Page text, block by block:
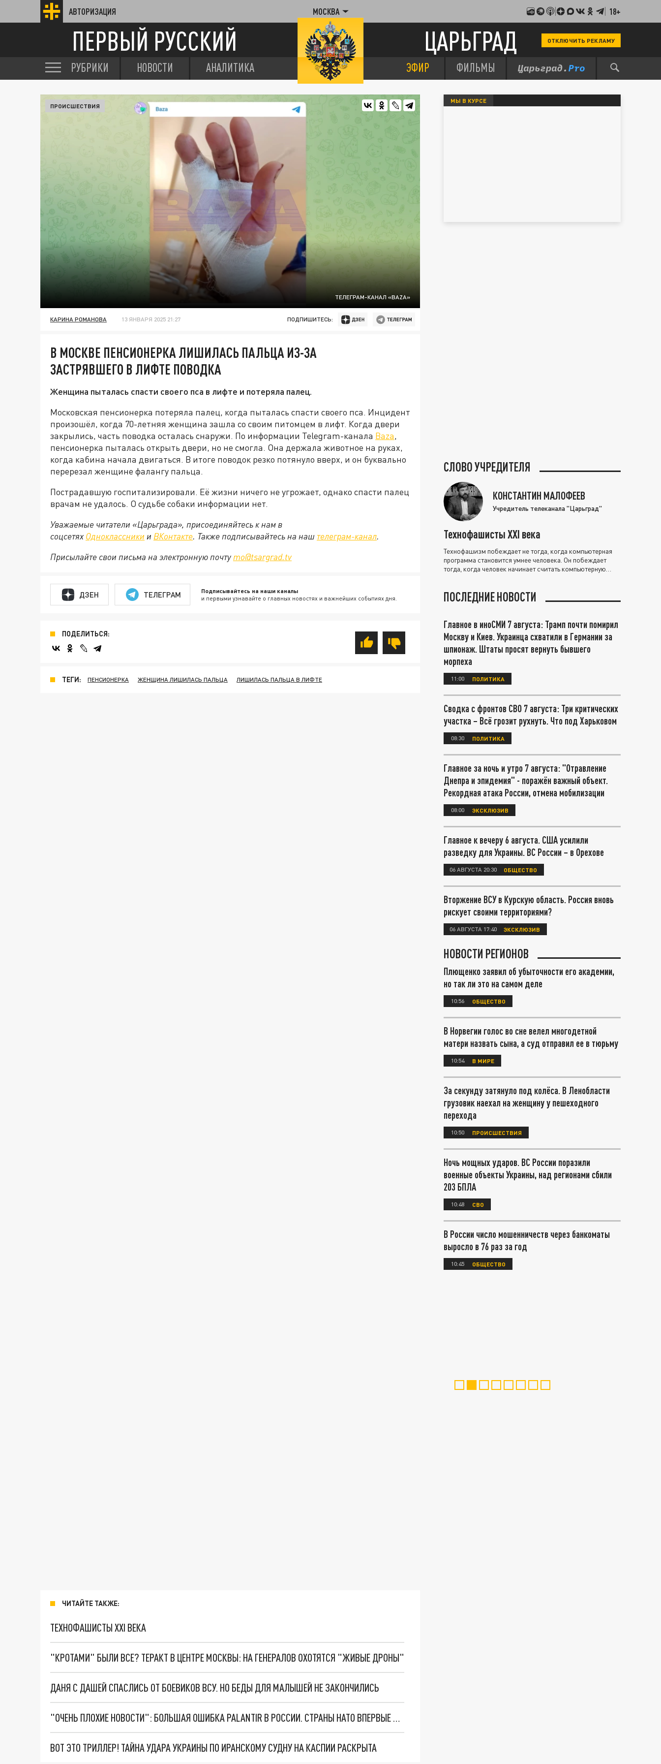
АВТОРИЗАЦИЯ МОСКВА 18+
ПЕРВЫЙ РУССКИЙ ЦАРЬГРАД ОТКЛЮЧИТЬ РЕКЛАМУ
РУБРИКИ НОВОСТИ АНАЛИТИКА ЭФИР ФИЛЬМЫ
ТЕЛЕГРАМ-КАНАЛ «BAZA»
ПРОИСШЕСТВИЯ
КАРИНА РОМАНОВА 13 ЯНВАРЯ 2025 21:27 ПОДПИШИТЕСЬ:
В МОСКВЕ ПЕНСИОНЕРКА ЛИШИЛАСЬ ПАЛЬЦА ИЗ-ЗА
ЗАСТРЯВШЕГО В ЛИФТЕ ПОВОДКА
Женщина пыталась спасти своего пса в лифте и потеряла палец.
Московская пенсионерка потеряла палец, когда пыталась спасти своего пса. Инцидент
произошёл, когда 70-летняя женщина зашла со своим питомцем в лифт. Когда двери
закрылись, часть поводка осталась снаружи. По информации Telegram-канала Baza,
пенсионерка пыталась открыть двери, но не смогла. Она держала животное на руках,
когда кабина начала двигаться. В итоге поводок резко потянуло вверх, и он буквально
перерезал женщине фалангу пальца.
Пострадавшую госпитализировали. Её жизни ничего не угрожает, однако спасти палец
врачам не удалось. О судьбе собаки информации нет.
Уважаемые читатели «Царьграда», присоединяйтесь к нам в
соцсетях Одноклассники и ВКонтакте. Также подписывайтесь на наш телеграм-канал.
Присылайте свои письма на электронную почту mo@tsargrad.tv
ДЗЕН ТЕЛЕГРАМ Подписывайтесь на наши каналы
и первыми узнавайте о главных новостях и важнейших событиях дня.
ПОДЕЛИТЬСЯ:
ТЕГИ: ПЕНСИОНЕРКА ЖЕНЩИНА ЛИШИЛАСЬ ПАЛЬЦА ЛИШИЛАСЬ ПАЛЬЦА В ЛИФТЕ
ЧИТАЙТЕ ТАКЖЕ:
ТЕХНОФАШИСТЫ XXI ВЕКА
"КРОТАМИ" БЫЛИ ВСЕ? ТЕРАКТ В ЦЕНТРЕ МОСКВЫ: НА ГЕНЕРАЛОВ ОХОТЯТСЯ "ЖИВЫЕ ДРОНЫ"
ДАНЯ С ДАШЕЙ СПАСЛИСЬ ОТ БОЕВИКОВ ВСУ. НО БЕДЫ ДЛЯ МАЛЫШЕЙ НЕ ЗАКОНЧИЛИСЬ
"ОЧЕНЬ ПЛОХИЕ НОВОСТИ": БОЛЬШАЯ ОШИБКА PALANTIR В РОССИИ. СТРАНЫ НАТО ВПЕРВЫЕ ЗА СВО ОСТАНОВИЛИ ПОСТАВКИ ОРУЖИЯ. ВСУ ТЕРЯЮТ ПРИГРАНИЧЬЕ?
ВОТ ЭТО ТРИЛЛЕР! ТАЙНА УДАРА УКРАИНЫ ПО ИРАНСКОМУ СУДНУ НА КАСПИИ РАСКРЫТА
МЫ В КУРСЕ
СЛОВО УЧРЕДИТЕЛЯ
КОНСТАНТИН МАЛОФЕЕВ
Учредитель телеканала "Царьград"
Технофашисты XXI века
Технофашизм побеждает не тогда, когда компьютерная
программа становится умнее человека. Он побеждает
тогда, когда человек начинает считать компьютерную
ПОСЛЕДНИЕ НОВОСТИ
Главное в иноСМИ 7 августа: Трамп почти помирил
Москву и Киев. Украинца схватили в Германии за
шпионаж. Штаты просят вернуть бывшего
морпеха
11:00 ПОЛИТИКА
Сводка с фронтов СВО 7 августа: Три критических
участка – Всё грозит рухнуть. Что под Харьковом
08:30 ПОЛИТИКА
Главное за ночь и утро 7 августа: "Отравление
Днепра и эпидемия" - поражён важный объект.
Рекордная атака России, отмена мобилизации
08:00 ЭКСКЛЮЗИВ
Главное к вечеру 6 августа. США усилили
разведку для Украины. ВС России – в Орехове
06 АВГУСТА 20:30 ОБЩЕСТВО
Вторжение ВСУ в Курскую область. Россия вновь
рискует своими территориями?
06 АВГУСТА 17:40 ЭКСКЛЮЗИВ
НОВОСТИ РЕГИОНОВ
Плющенко заявил об убыточности его академии,
но так ли это на самом деле
10:56 ОБЩЕСТВО
В Норвегии голос во сне велел многодетной
матери назвать сына, а суд отправил ее в тюрьму
10:54 В МИРЕ
За секунду затянуло под колёса. В Ленобласти
грузовик наехал на женщину у пешеходного
перехода
10:50 ПРОИСШЕСТВИЯ
Ночь мощных ударов. ВС России поразили
военные объекты Украины, над регионами сбили
203 БПЛА
10:48 СВО
В России число мошенничеств через банкоматы
выросло в 76 раз за год
10:45 ОБЩЕСТВО